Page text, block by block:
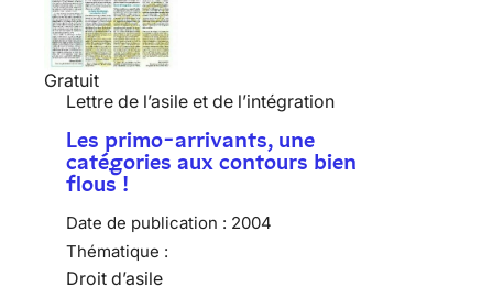
Gratuit
Lettre de l’asile et de l’intégration
Les primo-arrivants, une
catégories aux contours bien
flous !
Date de publication : 2004
Thématique :
Droit d’asile